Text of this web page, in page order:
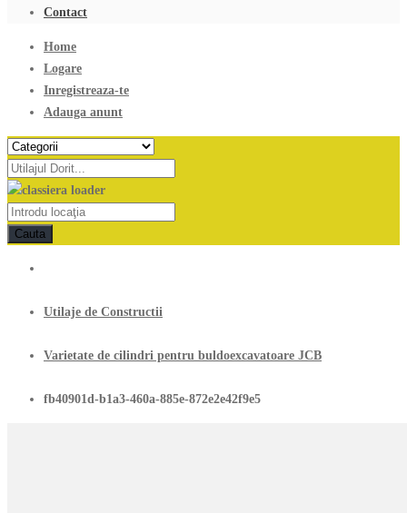
Contact
Home
Logare
Inregistreaza-te
Adauga anunt
Cauta
Utilaje de Constructii
Varietate de cilindri pentru buldoexcavatoare JCB
fb40901d-b1a3-460a-885e-872e2e42f9e5